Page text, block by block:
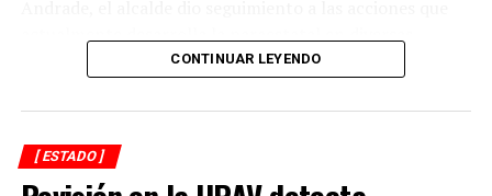
comunidades, colonias y la zona centro de la
mantenimiento, modernización y fortalecimiento de la
red eléctrica.
En ese sentido, el representante de CFE informó que las
CONTINUAR LEYENDO
[ ESTADO ]